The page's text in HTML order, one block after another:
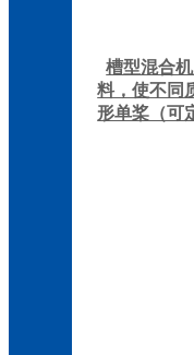
槽型混合
料，使不同
形单桨（可